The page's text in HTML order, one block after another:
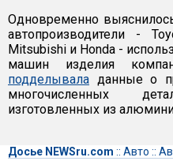
Одновременно
автопроизводители -
Mitsubishi и Honda -
машин изделия
подделывала данные о
многочисленных
изготовленных из
Досье NEWSru.com :: Авто ::